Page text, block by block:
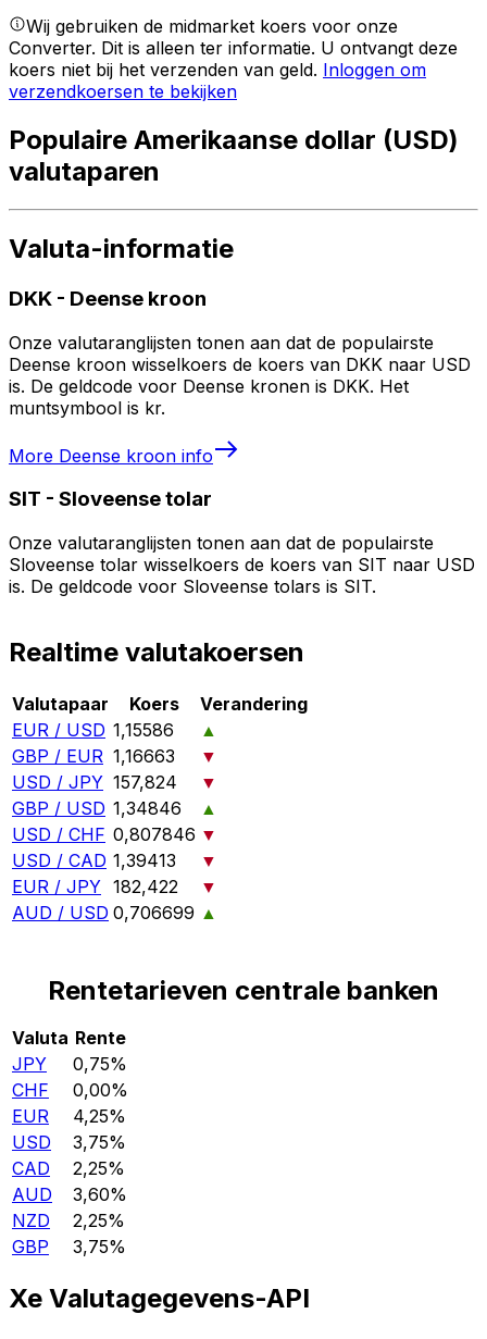
Wij gebruiken de midmarket koers voor onze
Converter. Dit is alleen ter informatie. U ontvangt deze
koers niet bij het verzenden van geld. Inloggen om
verzendkoersen te bekijken
Populaire Amerikaanse dollar (USD)
valutaparen
Valuta-informatie
DKK - Deense kroon
Onze valutaranglijsten tonen aan dat de populairste
Deense kroon wisselkoers de koers van DKK naar USD
is. De geldcode voor Deense kronen is DKK. Het
muntsymbool is kr.
More Deense kroon info
SIT - Sloveense tolar
Onze valutaranglijsten tonen aan dat de populairste
Sloveense tolar wisselkoers de koers van SIT naar USD
is. De geldcode voor Sloveense tolars is SIT.
Realtime valutakoersen
Valutapaar Koers
Verandering
EUR / USD 1,15586
▲
GBP / EUR 1,16663
▼
USD / JPY 157,824
▼
GBP / USD 1,34846
▲
USD / CHF 0,807846 ▼
USD / CAD 1,39413
▼
EUR / JPY 182,422
▼
AUD / USD 0,706699 ▲
Rentetarieven centrale banken
Valuta Rente
JPY
0,75%
CHF
0,00%
EUR
4,25%
USD
3,75%
CAD
2,25%
AUD
3,60%
NZD
2,25%
GBP
3,75%
Xe Valutagegevens-API